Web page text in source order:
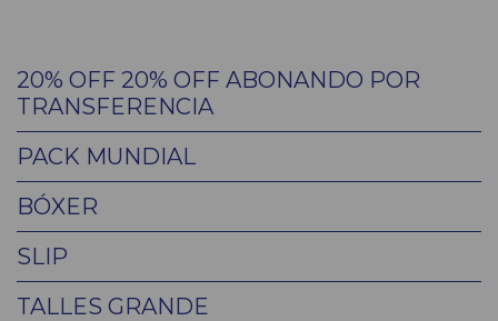
20% OFF 20% OFF ABONANDO POR
TRANSFERENCIA
PACK MUNDIAL
BÓXER
SLIP
TALLES GRANDE